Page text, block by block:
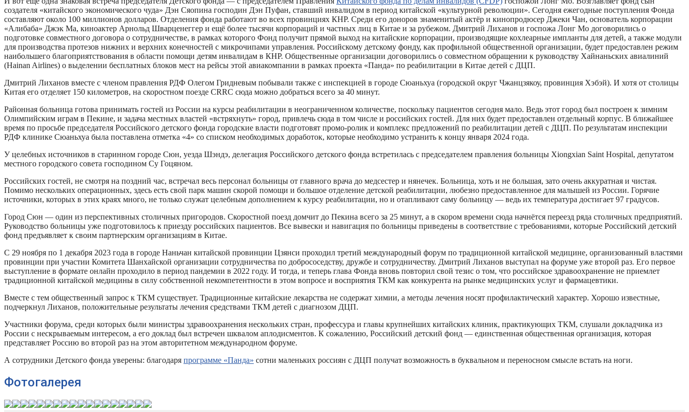
создателя «китайского экономического чуда» Дэн Сяопина господин Дэн Пуфан, ставший инвалидом в период китайской «культурной революции». Сегодня ежегодные поступления Фонда
составляют около 100 миллионов долларов. Отделения фонда работают во всех провинциях КНР. Среди его доноров знаменитый актёр и кинопродюсер Джеки Чан, основатель корпорации
«Алибаба» Джэк Ма, киноактер Арнольд Шварценеггер и ещё более тысячи корпораций и частных лиц в Китае и за рубежом. Дмитрий Лиханов и госпожа Лонг Мо договорились о
подготовке совместного договора о сотрудничестве, в рамках которого Фонд получит прямой выход на китайские корпорации, производящие кохлеарные импланты для детей, а также модули
для производства протезов нижних и верхних конечностей с микрочипами управления. Российскому детскому фонду, как профильной общественной организации, будет предоставлен режим
наибольшего благоприятствования в области помощи детям инвалидам в КНР. Общественные организации договорились о совместном обращении к руководству Хайнаньских авиалиний
(Hainan Airlines) о выделении бесплатных блоков мест на рейсы этой авиакомпании в рамках проекта «Панда» по реабилитации в Китае детей с ДЦП.
Дмитрий Лиханов вместе с членом правления РДФ Олегом Гридневым побывали также с инспекцией в городе Сюаньхуа (городской округ Чжанцзякоу, провинция Хэбэй). И хотя от столицы
Китая его отделяет 150 километров, на скоростном поезде CRRC сюда можно добраться всего за 40 минут.
Районная больница готова принимать гостей из России на курсы реабилитации в неограниченном количестве, поскольку пациентов сегодня мало. Ведь этот город был построен к зимним
Олимпийским играм в Пекине, и задача местных властей «встряхнуть» город, привлечь сюда в том числе и российских гостей. Для них будет предоставлен отдельный корпус. В ближайшее
время по просьбе председателя Российского детского фонда городские власти подготовят промо-ролик и комплекс предложений по реабилитации детей с ДЦП. По результатам инспекции
РДФ клинике Сюаньхуа была поставлена отметка «4» со списком необходимых доработок, которые необходимо устранить к концу января 2024 года.
У целебных источников в старинном городе Сюн, уезда Шэндэ, делегация Российского детского фонда встретилась с председателем правления больницы Xiongxian Saint Hospital, депутатом
местного городского совета господином Су Гоцяном.
Российских гостей, не смотря на поздний час, встречал весь персонал больницы от главного врача до медсестер и нянечек. Больница, хоть и не большая, зато очень аккуратная и чистая.
Помимо нескольких операционных, здесь есть свой парк машин скорой помощи и большое отделение детской реабилитации, любезно предоставленное для малышей из России. Горячие
источники, которых в этих краях много, не только служат целебным дополнением к курсу реабилитации, но и отапливают саму больницу — ведь их температура достигает 97 градусов.
Город Сюн — один из перспективных столичных пригородов. Скоростной поезд домчит до Пекина всего за 25 минут, а в скором времени сюда начнётся переезд ряда столичных предприятий.
Руководство больницы уже подготовилось к приезду российских пациентов. Все вывески и навигация по больницы приведены в соответствие с требованиями, которые Российский детский
фонд предъявляет к своим партнерским организациям в Китае.
C 29 ноября по 1 декабря 2023 года в городе Наньчан китайской провинции Цзянси проходил третий международный форум по традиционной китайской медицине, организованный властями
провинции при участии Комитета Шанхайской организации сотрудничества по добрососедству, дружбе и сотрудничеству. Дмитрий Лиханов выступал на форуме уже второй раз. Его первое
выступление в формате онлайн проходило в период пандемии в 2022 году. И тогда, и теперь глава Фонда вновь повторил свой тезис о том, что российское здравоохранение не приемлет
традиционной китайской медицины в силу собственной некомпетентности в этом вопросе и восприятия ТКМ как конкурента на рынке медицинских услуг и фармацевтики.
Вместе с тем общественный запрос к ТКМ существует. Традиционные китайские лекарства не содержат химии, а методы лечения носят профилактический характер. Хорошо известные,
подчеркнул Лиханов, положительные результаты лечения средствами ТКМ детей с диагнозом ДЦП.
Участники форума, среди которых были министры здравоохранения нескольких стран, профессура и главы крупнейших китайских клиник, практикующих ТКМ, слушали докладчика из
России с нескрываемым интересом, а его доклад был встречен шквалом аплодисментов. К сожалению, Российский детский фонд — единственная общественная организация, которая
представляет Россию во второй раз на этом авторитетном международном форуме.
А сотрудники Детского фонда уверены: благодаря программе «Панда» сотни маленьких россиян с ДЦП получат возможность в буквальном и переносном смысле встать на ноги.
Фотогалерея